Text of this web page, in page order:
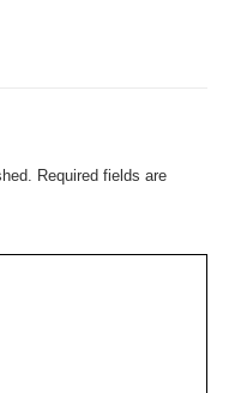
Required fields are